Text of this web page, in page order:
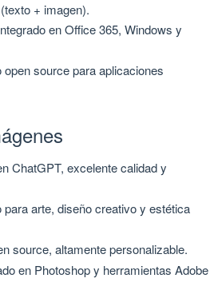
+ imagen).
en Office 365, Windows y
open source para aplicaciones
ChatGPT, excelente calidad y
para arte, diseño creativo y estética
source, altamente personalizable.
en Photoshop y herramientas Adobe